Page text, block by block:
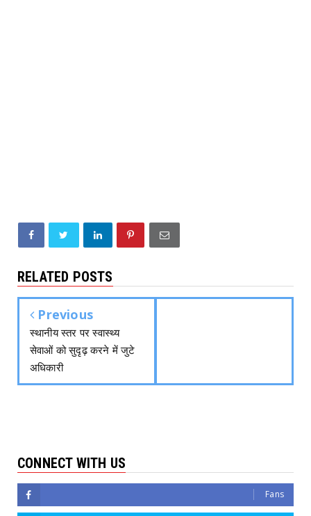
RELATED POSTS
Previous
स्थानीय स्तर पर स्वास्थ्य
सेवाओं को सुदृढ़ करने में जुटे
अधिकारी
CONNECT WITH US
Fans